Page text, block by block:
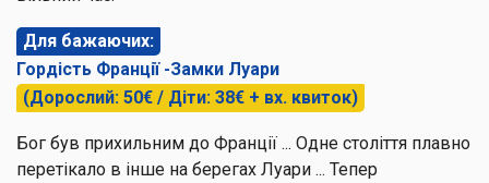
Для бажаючих:
Гордість Франції -Замки Луари
(Дорослий: 50€ / Діти: 38€ + вх. квиток)
Бог був прихильним до Франції ... Одне століття плавно
перетікало в інше на берегах Луари ... Тепер